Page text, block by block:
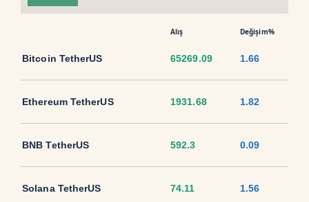
Alış Değişim%
Bitcoin TetherUS 65269.09 1.66
Ethereum TetherUS 1931.68 1.82
BNB TetherUS 592.3 0.09
Solana TetherUS 74.11 1.56